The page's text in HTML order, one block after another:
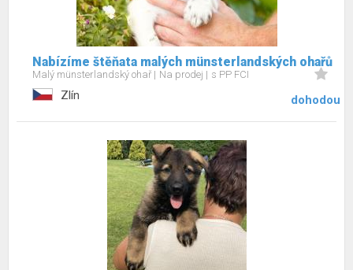
Nabízíme štěňata malých münsterlandských ohařů
Malý münsterlandský ohař Na prodej s PP FCI
Zlín dohodou